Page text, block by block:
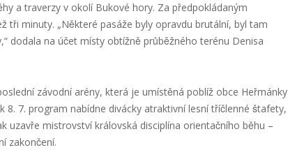
a traverzy v okolí Bukové hory. Za předpokládaným
minuty. „Některé pasáže byly opravdu brutální, byl tam
dodala na účet místy obtížně průběžného terénu Denisa
závodní arény, která je umístěná poblíž obce Heřmánky
7. program nabídne divácky atraktivní lesní tříčlenné štafety,
uzavře mistrovství královská disciplína orientačního běhu –
zakončení.